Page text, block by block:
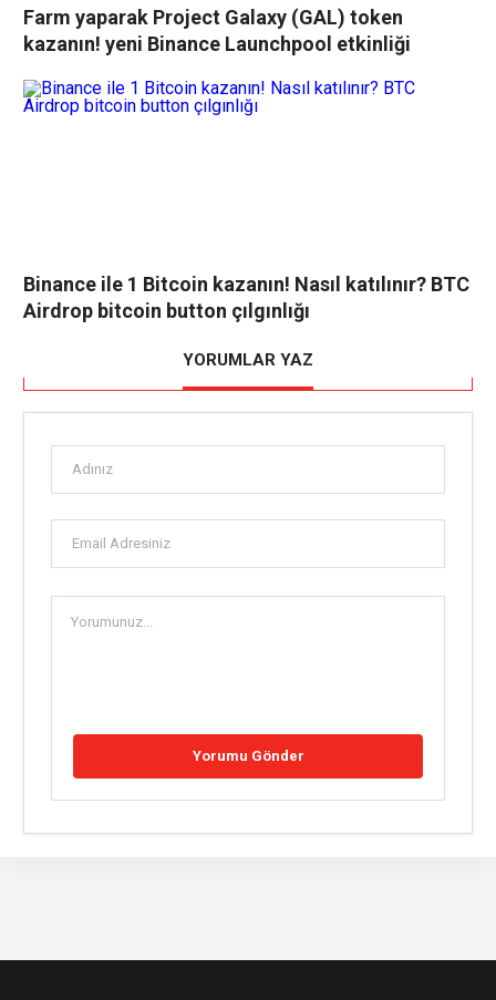
Farm yaparak Project Galaxy (GAL) token
kazanın! yeni Binance Launchpool etkinliği
Binance ile 1 Bitcoin kazanın! Nasıl katılınır? BTC
Airdrop bitcoin button çılgınlığı
YORUMLAR YAZ